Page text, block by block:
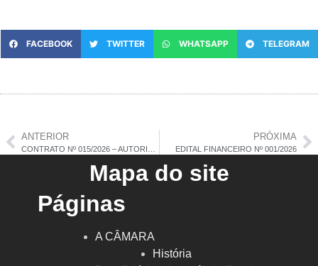
FACEBOOK TWITTER WHATSAPP TELEGRAM
ANTERIOR PRÓXIMA
EDITAL FINANCEIRO Nº 001/2026
Mapa do site
Páginas
A CÂMARA
História